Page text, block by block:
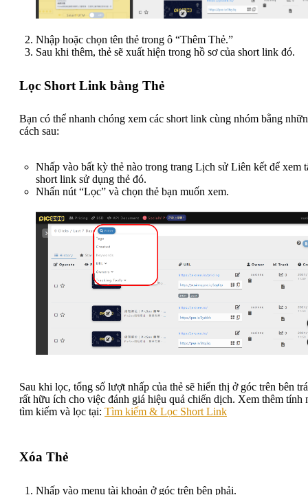
Nhập hoặc chọn tên thẻ trong ô “Thêm Thẻ.”
Sau khi thêm, thẻ sẽ xuất hiện trong hồ sơ của short link đó.
Lọc Short Link bằng Thẻ
Bạn có thể nhanh chóng xem các short link cùng nhóm bằng
cách sau:
Nhấp vào bất kỳ thẻ nào trong trang Lịch sử Liên kết để xem
short link sử dụng thẻ đó.
Nhấn nút “Lọc” và chọn thẻ bạn muốn xem.
Sau khi lọc, tổng số lượt nhấp của thẻ sẽ hiển thị ở góc trên bên
rất hữu ích cho việc đánh giá hiệu quả chiến dịch. Xem thêm tính
tìm kiếm và lọc tại: Tìm kiếm & Lọc Short Link
Xóa Thẻ
Nhấp vào menu tài khoản ở góc trên bên phải.